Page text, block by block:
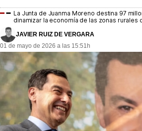
MásQueMercados
JuicioExprés
INVESTIGACIÓN
INTERNACIONAL
OPINIÓN
La Junta de Juanma Moreno destina 97
dinamizar la economía de las zonas rurales
JAVIER RUIZ DE VERGARA
01 de mayo de 2026 a las 15:51h